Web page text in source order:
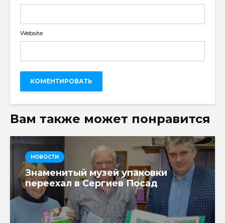
Website
Вам также может понравится
НОВОСТИ
Знаменитый музей упаковки
переехал в Сергиев Посад